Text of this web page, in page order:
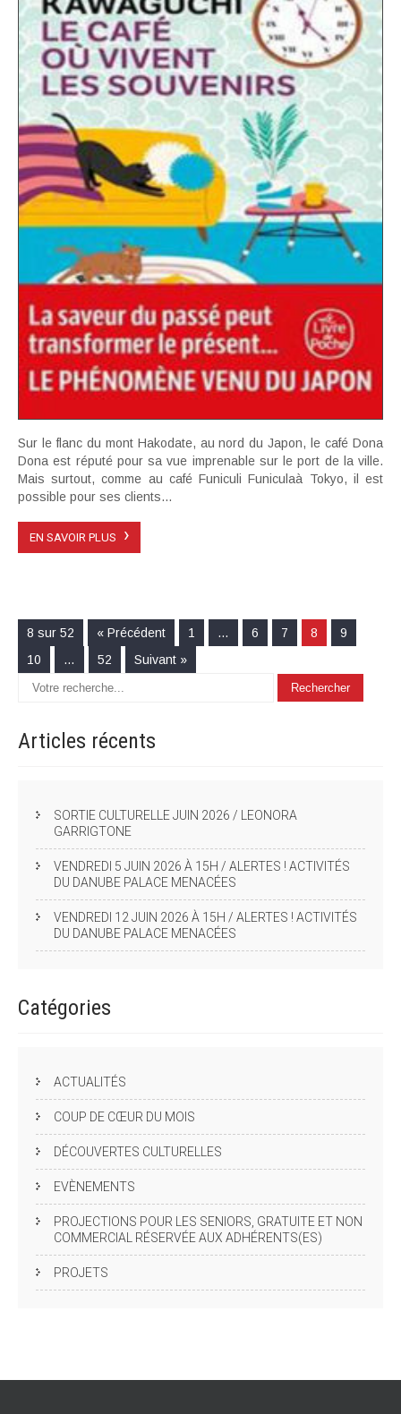
Sur le flanc du mont Hakodate, au nord du Japon, le café Dona
Dona est réputé pour sa vue imprenable sur le port de la ville.
Mais surtout, comme au café Funiculi Funiculaà Tokyo, il est
possible pour ses clients...
EN SAVOIR PLUS ›
8 sur 52 « Précédent 1 … 6 7 8
9
10
… 52 Suivant »
Articles récents
SORTIE CULTURELLE JUIN 2026 / LEONORA
GARRIGTONE
VENDREDI 5 JUIN 2026 À 15H / ALERTES ! ACTIVITÉS
DU DANUBE PALACE MENACÉES
VENDREDI 12 JUIN 2026 À 15H / ALERTES ! ACTIVITÉS
DU DANUBE PALACE MENACÉES
Catégories
ACTUALITÉS
COUP DE CŒUR DU MOIS
DÉCOUVERTES CULTURELLES
EVÈNEMENTS
PROJECTIONS POUR LES SENIORS, GRATUITE ET NON
COMMERCIAL RÉSERVÉE AUX ADHÉRENTS(ES)
PROJETS